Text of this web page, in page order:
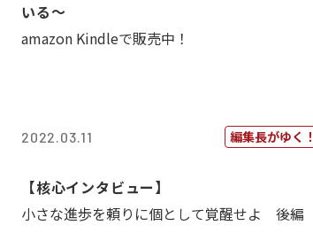
いる〜
amazon Kindleで販売中！
2022.03.11 編集長がゆく！
【核心インタビュー】
小さな進歩を頼りに個として覚醒せよ 後編